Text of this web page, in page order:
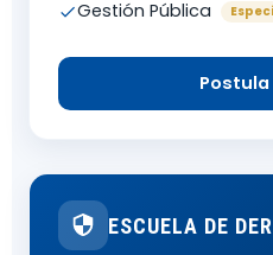
Gestión Pública
ESCUELA DE